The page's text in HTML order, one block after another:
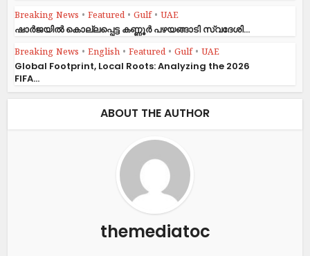
Breaking News • Featured • Gulf • UAE
ഷാര്‍ജയില്‍ കൊല്ലപ്പെട്ട കണ്ണൂര്‍ പഴയങ്ങാടി സ്വദേശി...
Breaking News • English • Featured • Gulf • UAE
Global Footprint, Local Roots: Analyzing the 2026
FIFA...
ABOUT THE AUTHOR
themediatoc